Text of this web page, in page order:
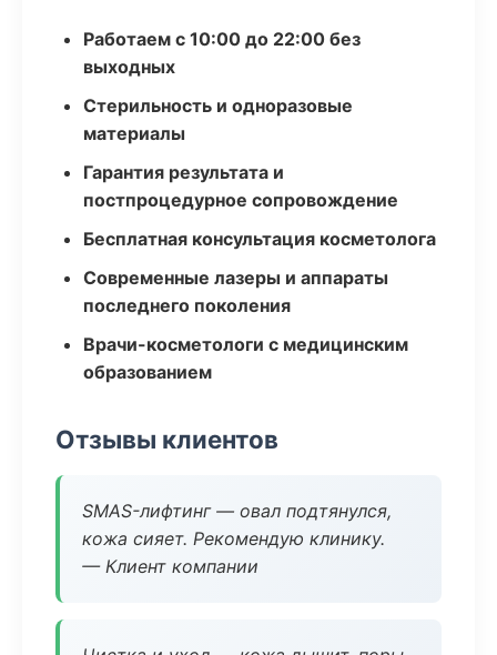
Работаем с 10:00 до 22:00 без
выходных
Стерильность и одноразовые
материалы
Гарантия результата и
постпроцедурное сопровождение
Бесплатная консультация косметолога
Современные лазеры и аппараты
последнего поколения
Врачи-косметологи с медицинским
образованием
Отзывы клиентов
SMAS-лифтинг — овал подтянулся,
кожа сияет. Рекомендую клинику.
— Клиент компании